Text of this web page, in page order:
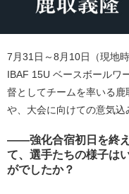
7月31日～8月10日（現地
IBAF 15U ベースボールワ
督としてチームを率いる
や、大会に向けての意気込
――強化合宿初日を終え
て、選手たちの様子は
がでしたか？